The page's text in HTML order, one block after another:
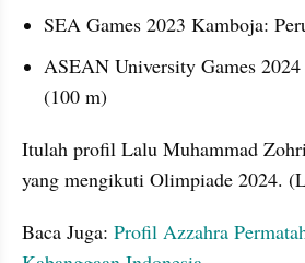
SEA Games 2023 Kamboja:
ASEAN University Games
(100 m)
Itulah profil Lalu Muhammad
yang mengikuti Olimpiade 2024.
Baca Juga: Profil Azzahra